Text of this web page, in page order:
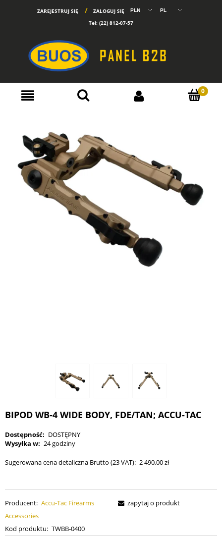
ZAREJESTRUJ SIĘ
ZALOGUJ SIĘ
Tel: (22) 812-07-57
BIPOD WB-4 WIDE BODY, FDE/TAN; ACCU-TAC
Dostępność: DOSTĘPNY
Wysyłka w: 24 godziny
Sugerowana cena detaliczna Brutto (23 VAT): 2 490,00 zł
Producent: Accu-Tac Firearms
Accessories
Kod produktu: TWBB-0400
zapytaj o produkt